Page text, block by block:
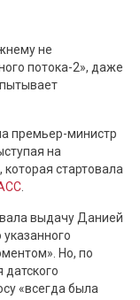
не
потока-2», даже
премьер-министр
на
стартовала
выдачу Данией
Но, по
«всегда была